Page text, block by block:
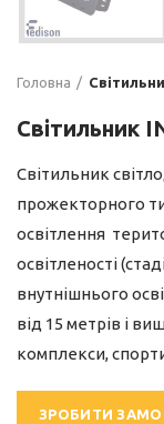
Головна
Світильник
Світильник
прожекторного
освітлення
освітленості
внутнішнього
від 15 метрів і
комплекси,
ЗРОБИТИ